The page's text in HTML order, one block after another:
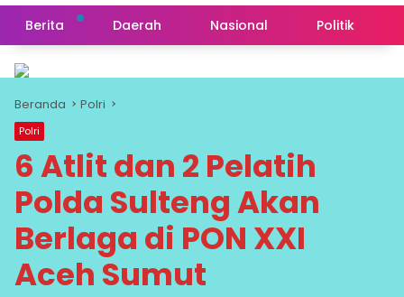
Berita Daerah Nasional Politik
Beranda Polri
Polri
6 Atlit dan 2 Pelatih
Polda Sulteng Akan
Berlaga di PON XXI
Aceh Sumut